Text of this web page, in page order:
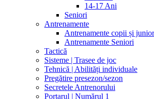
14-17 Ani
Seniori
Antrenamente
Antrenamente copii și
Antrenamente Seniori
Tactică
Sisteme | Trasee de joc
Tehnică | Abilități individuale
Pregătire presezon/sezon
Secretele Antrenorului
Portarul | Numărul 1